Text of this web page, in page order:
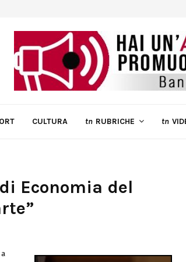
CULTURA tn RUBRICHE tn
Economia del